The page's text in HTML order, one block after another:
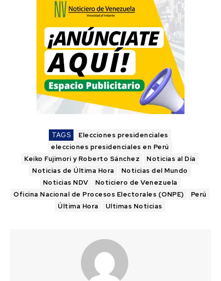
TAGS
Elecciones presidenciales
elecciones presidenciales en Perú
Keiko Fujimori y Roberto Sánchez
Noticias al Día
Noticias de Última Hora
Noticias del Mundo
Noticias NDV
Noticiero de Venezuela
Oficina Nacional de Procesos Electorales (ONPE)
Perú
Última Hora
Ultimas Noticias